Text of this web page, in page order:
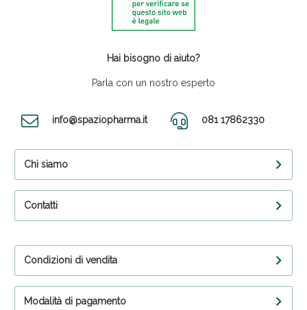
Hai bisogno di aiuto?
Parla con un nostro esperto
info@spaziopharma.it 081 17862330
Chi siamo
Contatti
Condizioni di vendita
Modalità di pagamento